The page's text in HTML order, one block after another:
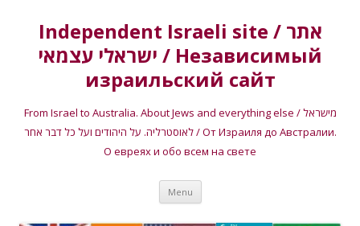
Independent Israeli site / אתר
ישראלי עצמאי / Независимый
израильский сайт
From Israel to Australia. About Jews and everything else / מישראל
לאוסטרליה. על היהודים ועל כל דבר אחר / От Израиля до Австралии.
О евреях и обо всем на свете
Menu Skip
content